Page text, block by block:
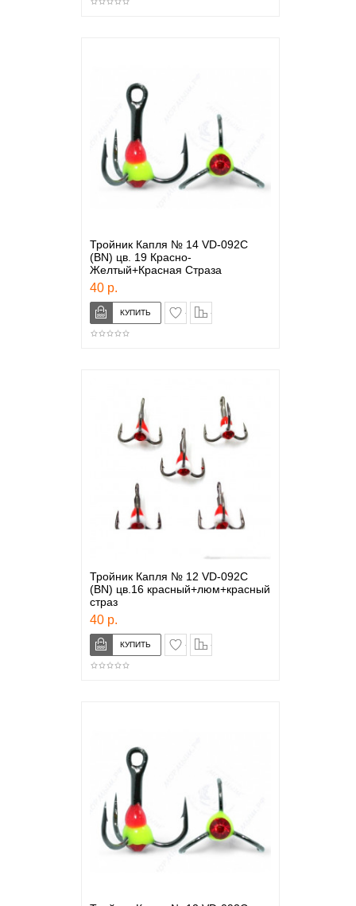
Тройник Капля № 14 VD-092C
(BN) цв. 19 Красно-
Желтый+Красная Страза
40 р.
в закладки
Тройник Капля № 12 VD-092C
(BN) цв.16 красный+люм+красный
страз
40 р.
в закладки